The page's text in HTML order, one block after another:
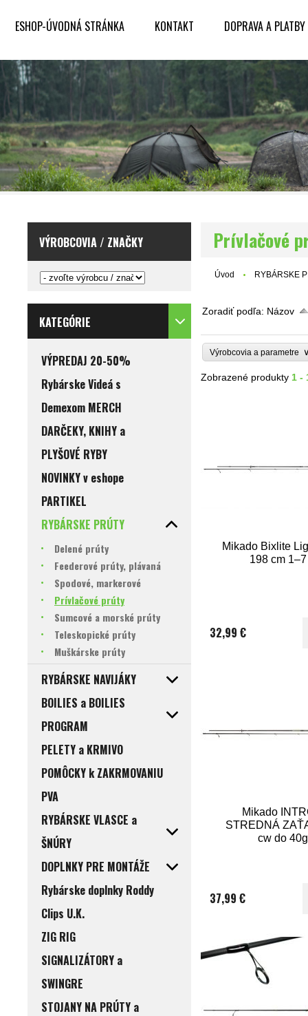
ESHOP-ÚVODNÁ STRÁNKA KONTAKT DOPRAVA A PLATBY
VÝROBCOVIA / ZNAČKY
KATEGÓRIE
VÝPREDAJ 20-50%
Rybárske Videá s
Demexom MERCH
DARČEKY, KNIHY a
PLYŠOVÉ RYBY
NOVINKY v eshope
PARTIKEL
RYBÁRSKE PRÚTY
Delené prúty
Feederové prúty, plávaná
Spodové, markerové
Prívlačové prúty
Sumcové a morské prúty
Teleskopické prúty
Muškárske prúty
RYBÁRSKE NAVIJÁKY
BOILIES a BOILIES
PROGRAM
PELETY a KRMIVO
POMÔCKY k ZAKRMOVANIU
PVA
RYBÁRSKE VLASCE a
ŠNÚRY
DOPLNKY PRE MONTÁŽE
Rybárske doplnky Roddy
Clips U.K.
ZIG RIG
SIGNALIZÁTORY a
SWINGRE
STOJANY NA PRÚTY a
Prívlačové
Úvod RYBÁRSKE
Zoradiť podľa: Názov
Výrobcovia a parametre
Zobrazené produkty 1 -
Mikado Bixlite
198 cm
32,99 €
Mikado
STREDNÁ
cw do 40g
37,99 €